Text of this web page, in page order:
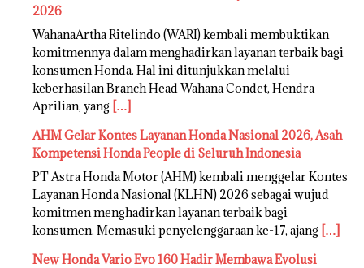
2026
WahanaArtha Ritelindo (WARI) kembali membuktikan
komitmennya dalam menghadirkan layanan terbaik bagi
konsumen Honda. Hal ini ditunjukkan melalui
keberhasilan Branch Head Wahana Condet, Hendra
Aprilian, yang […]
AHM Gelar Kontes Layanan Honda Nasional 2026, Asah
Kompetensi Honda People di Seluruh Indonesia
PT Astra Honda Motor (AHM) kembali menggelar Kontes
Layanan Honda Nasional (KLHN) 2026 sebagai wujud
komitmen menghadirkan layanan terbaik bagi
konsumen. Memasuki penyelenggaraan ke-17, ajang […]
New Honda Vario Evo 160 Hadir Membawa Evolusi